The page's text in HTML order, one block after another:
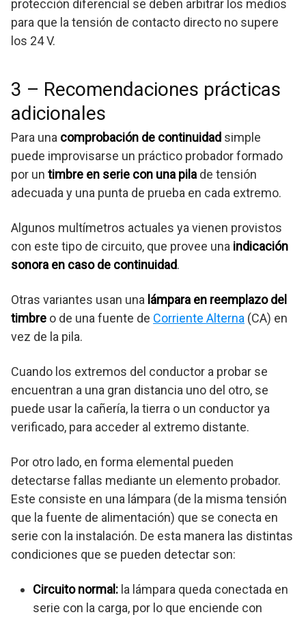
protección diferencial se deben arbitrar los medios
para que la tensión de contacto directo no supere
los 24 V.
3 – Recomendaciones prácticas
adicionales
Para una comprobación de continuidad simple
puede improvisarse un práctico probador formado
por un timbre en serie con una pila de tensión
adecuada y una punta de prueba en cada extremo.
Algunos multímetros actuales ya vienen provistos
con este tipo de circuito, que provee una indicación
sonora en caso de continuidad.
Otras variantes usan una lámpara en reemplazo del
timbre o de una fuente de Corriente Alterna (CA) en
vez de la pila.
Cuando los extremos del conductor a probar se
encuentran a una gran distancia uno del otro, se
puede usar la cañería, la tierra o un conductor ya
verificado, para acceder al extremo distante.
Por otro lado, en forma elemental pueden
detectarse fallas mediante un elemento probador.
Este consiste en una lámpara (de la misma tensión
que la fuente de alimentación) que se conecta en
serie con la instalación. De esta manera las distintas
condiciones que se pueden detectar son:
Circuito normal: la lámpara queda conectada en
serie con la carga, por lo que enciende con